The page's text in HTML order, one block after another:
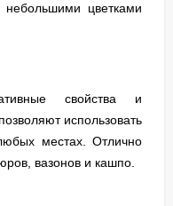
небольшими цветками
свойства и
использовать
местах. Отлично
вазонов и кашпо.